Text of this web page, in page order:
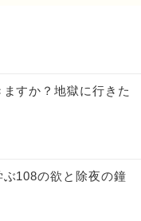
すか？地獄に行きた
108の欲と除夜の鐘